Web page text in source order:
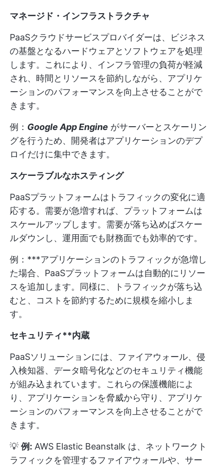
マネージド・インフラストラクチャ
PaaSクラウドサービスプロバイダーは、ビジネス
の基盤となるハードウェアとソフトウェアを処理
します。これにより、インフラ管理の負荷が軽減
され、時間とリソースを節約しながら、アプリケ
ーションのパフォーマンスを向上させることがで
きます。
例： Google App Engine がサーバーとスケーリン
グを行うため、開発者はアプリケーションのデプ
ロイだけに集中できます。
スケーラブルなホスティング
PaaSプラットフォームはトラフィックの変化に適
応する。需要が急増すれば、プラットフォームは
スケールアップします。需要が落ち込めばスケー
ルダウンし、運用面でも財務面でも効率的です。
例：***アプリケーションのトラフィックが急増し
た場合、PaaSプラットフォームは自動的にリソー
スを追加します。同様に、トラフィックが落ち込
むと、コストを節約するために規模を縮小しま
す。
セキュリティ**内蔵
PaaSソリューションには、ファイアウォール、侵
入検知器、データ暗号化などのセキュリティ機能
が組み込まれています。これらの保護機能によ
り、アプリケーションを脅威から守り、アプリケ
ーションのパフォーマンスを向上させることがで
きます。
💡 例: AWS Elastic Beanstalk は、ネットワークト
ラフィックを管理するファイアウォールや、サー